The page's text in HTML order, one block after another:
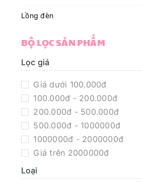
Lồng đèn
BỘ LỌC SẢN PHẨM
Lọc giá
Giá dưới 100.000đ
100.000đ - 200.000đ
200.000đ - 500.000đ
500.000đ - 1000000đ
1000000đ - 2000000đ
Giá trên 2000000đ
Loại